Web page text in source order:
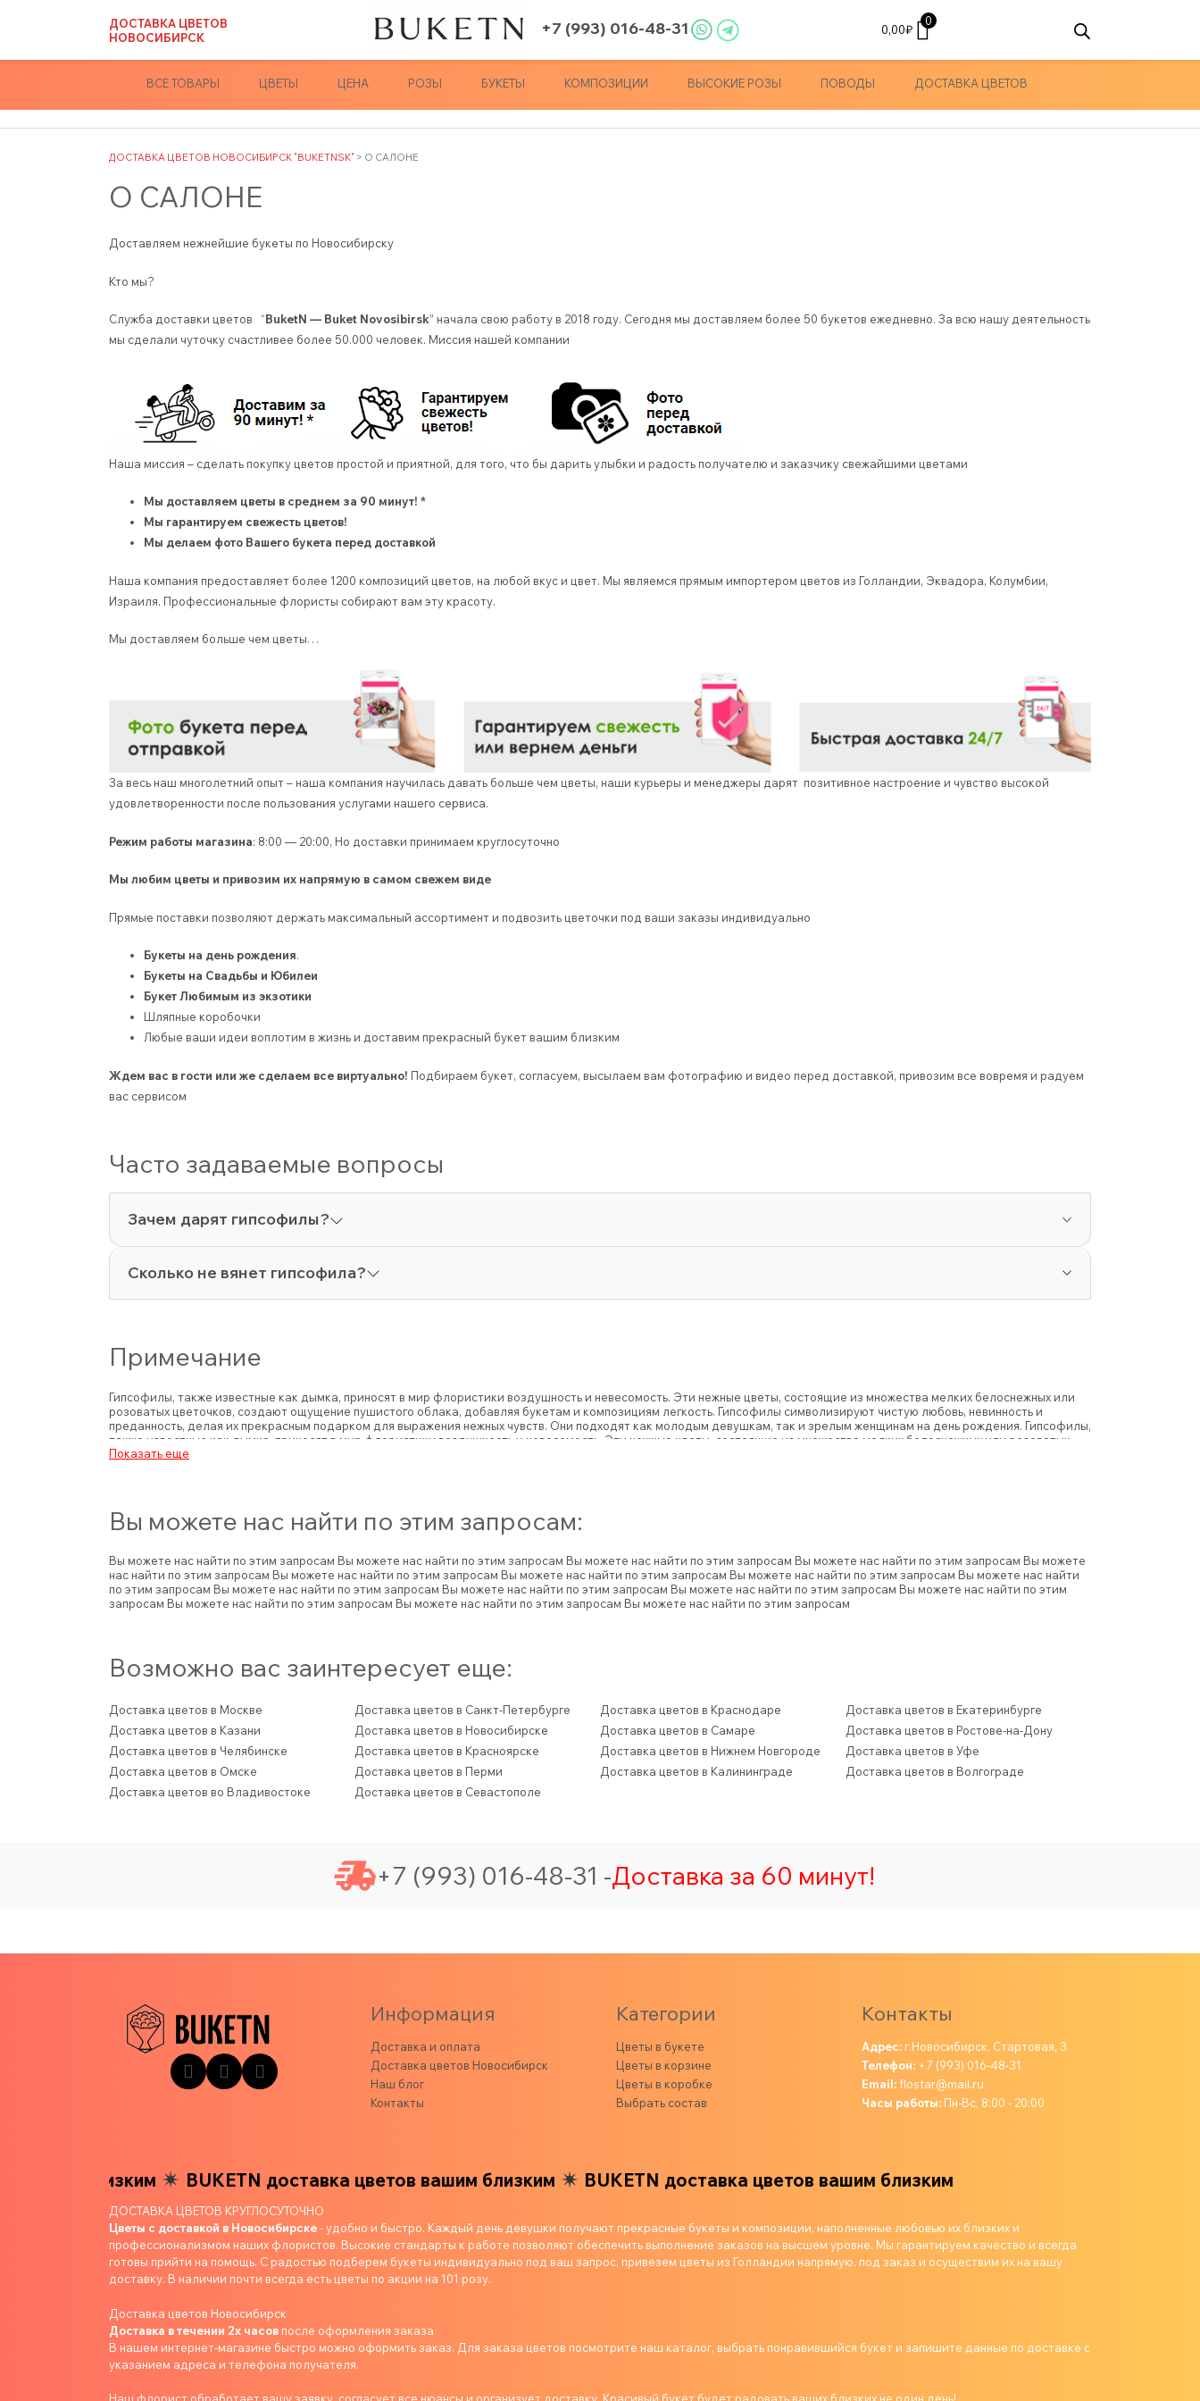
ДОСТАВКА ЦВЕТОВ
НОВОСИБИРСК
+7 (993) 016-48-31 0,00₽
0
ВСЕ ТОВАРЫ ЦВЕТЫ ЦЕНА РОЗЫ БУКЕТЫ КОМПОЗИЦИИ ВЫСОКИЕ РОЗЫ ПОВОДЫ ДОСТАВКА ЦВЕТОВ
ДОСТАВКА ЦВЕТОВ НОВОСИБИРСК "BUKETNSK" > О САЛОНЕ
О САЛОНЕ
Доставляем нежнейшие букеты по Новосибирску
Кто мы?
Служба доставки цветов “BuketN — Buket Novosibirsk” начала свою работу в 2018 году. Сегодня мы доставляем более 50 букетов ежедневно. За всю нашу деятельность
мы сделали чуточку счастливее более 50.000 человек. Миссия нашей компании
Наша миссия – сделать покупку цветов простой и приятной, для того, что бы дарить улыбки и радость получателю и заказчику свежайшими цветами
Мы доставляем цветы в среднем за 90 минут! *
Мы гарантируем свежесть цветов!
Мы делаем фото Вашего букета перед доставкой
Наша компания предоставляет более 1200 композиций цветов, на любой вкус и цвет. Мы являемся прямым импортером цветов из Голландии, Эквадора, Колумбии,
Израиля. Профессиональные флористы собирают вам эту красоту.
Мы доставляем больше чем цветы…
За весь наш многолетний опыт – наша компания научилась давать больше чем цветы, наши курьеры и менеджеры дарят позитивное настроение и чувство высокой
удовлетворенности после пользования услугами нашего сервиса.
Режим работы магазина: 8:00 — 20:00, Но доставки принимаем круглосуточно
Мы любим цветы и привозим их напрямую в самом свежем виде
Прямые поставки позволяют держать максимальный ассортимент и подвозить цветочки под ваши заказы индивидуально
Букеты на день рождения.
Букеты на Свадьбы и Юбилеи
Букет Любимым из экзотики
Шляпные коробочки
Любые ваши идеи воплотим в жизнь и доставим прекрасный букет вашим близким
Ждем вас в гости или же сделаем все виртуально! Подбираем букет, согласуем, высылаем вам фотографию и видео перед доставкой, привозим все вовремя и радуем
вас сервисом
Часто задаваемые вопросы
Зачем дарят гипсофилы?
Сколько не вянет гипсофила?
Примечание
Гипсофилы, также известные как дымка, приносят в мир флористики воздушность и невесомость. Эти нежные цветы, состоящие из множества мелких белоснежных или
розоватых цветочков, создают ощущение пушистого облака, добавляя букетам и композициям легкость. Гипсофилы символизируют чистую любовь, невинность и
преданность, делая их прекрасным подарком для выражения нежных чувств. Они подходят как молодым девушкам, так и зрелым женщинам на день рождения. Гипсофилы,
также известные как дымка, приносят в мир флористики воздушность и невесомость. Эти нежные цветы, состоящие из множества мелких белоснежных или розоватых
цветочков, создают ощущение пушистого облака, добавляя букетам и композициям легкость. Гипсофилы символизируют чистую любовь, невинность и преданность,
Показать еще
Вы можете нас найти по этим запросам:
Вы можете нас найти по этим запросам Вы можете нас найти по этим запросам Вы можете нас найти по этим запросам Вы можете нас найти по этим запросам Вы можете
нас найти по этим запросам Вы можете нас найти по этим запросам Вы можете нас найти по этим запросам Вы можете нас найти по этим запросам Вы можете нас найти
по этим запросам Вы можете нас найти по этим запросам Вы можете нас найти по этим запросам Вы можете нас найти по этим запросам Вы можете нас найти по этим
запросам Вы можете нас найти по этим запросам Вы можете нас найти по этим запросам Вы можете нас найти по этим запросам
Возможно вас заинтересует еще:
Доставка цветов в Москве Доставка цветов в Санкт-Петербурге Доставка цветов в Краснодаре
Доставка цветов в Екатеринбурге
Доставка цветов в Казани
Доставка цветов в Новосибирске Доставка цветов в Самаре
Доставка цветов в Ростове-на-Дону
Доставка цветов в Челябинске
Доставка цветов в Красноярске Доставка цветов в Нижнем Новгороде
Доставка цветов в Уфе
Доставка цветов в Омске
Доставка цветов в Перми Доставка цветов в Калининграде
Доставка цветов в Волгограде
Доставка цветов во Владивостоке
Доставка цветов в Севастополе
+7 (993) 016-48-31 -Доставка за 60 минут!
Информация
Доставка и оплата
Доставка цветов Новосибирск
Наш блог
Контакты
Категории
Цветы в букете
Цветы в корзине
Цветы в коробке
Выбрать состав
Контакты
Адрес: г.Новосибирск, Стартовая, 3
Телефон: +7 (993) 016-48-31
Email:flostar@mail.ru
Часы работы: Пн-Вс, 8:00 - 20:00
близким BUKETN доставка цветов вашим близким BUKETN доставка цветов вашим близким
ДОСТАВКА ЦВЕТОВ КРУГЛОСУТОЧНО
Цветы с доставкой в Новосибирске- удобно и быстро. Каждый день девушки получают прекрасные букеты и композиции, наполненные любовью их близких и
профессионализмом наших флористов. Высокие стандарты к работе позволяют обеспечить выполнение заказов на высшем уровне. Мы гарантируем качество и всегда
готовы прийти на помощь. С радостью подберем букеты индивидуально под ваш запрос, привезем цветы из Голландии напрямую, под заказ и осуществим их на вашу
доставку. В наличии почти всегда есть цветы по акции на 101 розу.
Доставка цветов Новосибирск
Доставка в течении 2х часов после оформления заказа
В нашем интернет-магазине быстро можно оформить заказ. Для заказа цветов посмотрите наш каталог, выбрать понравившийся букет и запишите данные по доставке с
указанием адреса и телефона получателя.